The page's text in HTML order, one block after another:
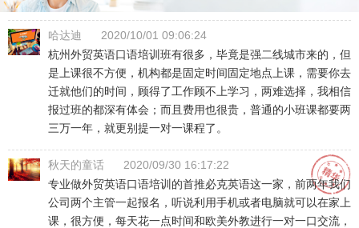
哈达迪
2020/10/01 09:06:24
杭州外贸英语口语培训班有很多，毕竟是强二线城市来的，但
是上课很不方便，机构都是固定时间固定地点上课，需要你去
迁就他们的时间，顾得了工作顾不上学习，两难选择，我相信
报过班的都深有体会；而且费用也很贵，普通的小班课都要两
三万一年，就更别提一对一课程了。
秋天的童话
2020/09/30 16:17:22
专业做外贸英语口语培训的首推必克英语这一家，前两年我们
公司两个主管一起报名，听说利用手机或者电脑就可以在家上
课，很方便，每天花一点时间和欧美外教进行一对一口交流，